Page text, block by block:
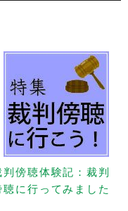
判傍聴体験記：裁判
聴に行ってみました